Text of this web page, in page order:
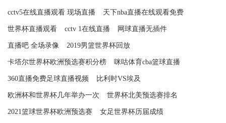
cctv5在线直播观看 现场直播 天下nba直播在线观看免费
世界杯直播观看 cctv 1在线直播 网球直播无插件
直播吧 全场录像 2019男篮世界杯回放
卡塔尔世界杯欧洲预选赛积分榜 咪咕体育cba篮球直播
360直播免费足球直播视频 比利时VS埃及
欧洲杯和世界杯几年举办一次 世界杯北美预选赛排名
2021篮球世界杯欧洲预选赛 女足世界杯历届成绩